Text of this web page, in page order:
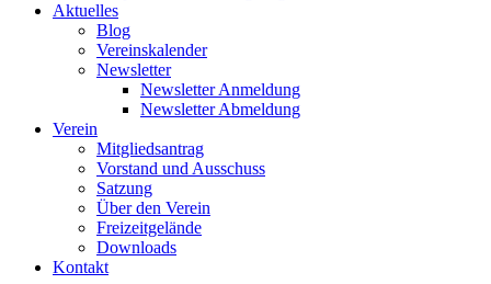
Aktuelles
Blog
Vereinskalender
Newsletter
Newsletter Anmeldung
Newsletter Abmeldung
Verein
Mitgliedsantrag
Vorstand und Ausschuss
Satzung
Über den Verein
Freizeitgelände
Downloads
Kontakt